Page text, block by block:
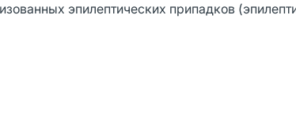
эпилептических припадков